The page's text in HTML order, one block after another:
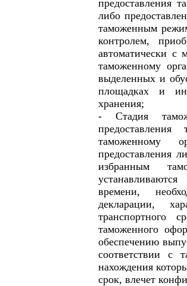
предоставления
либо
таможенным
контролем,
автоматически с
таможенному
выделенных и
площадках и
хранения;
- Стадия
таможенному
предоставления
избранным
времени,
декларации,
транспортного
таможенного
обеспечению
соответствии с
нахождения
срок, влечет